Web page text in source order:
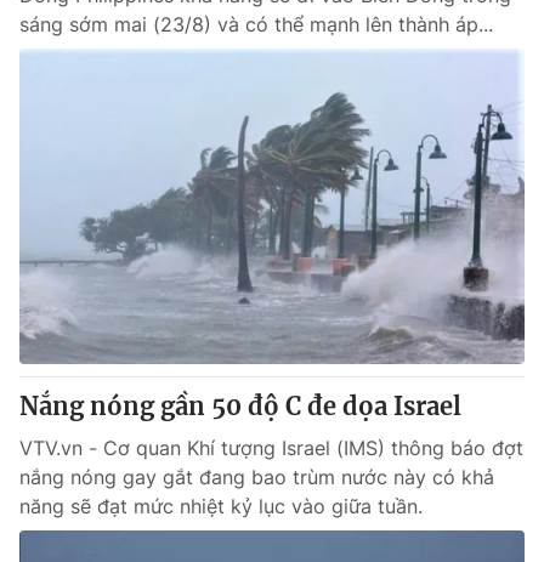
sáng sớm mai (23/8) và có thể mạnh lên thành áp...
Nắng nóng gần 50 độ C đe dọa Israel
VTV.vn - Cơ quan Khí tượng Israel (IMS) thông báo đợt
nắng nóng gay gắt đang bao trùm nước này có khả
năng sẽ đạt mức nhiệt kỷ lục vào giữa tuần.